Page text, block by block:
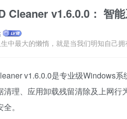
Cleaner v1.6.0.0： 智
v1.6.0.0是专业级Windows
清理、应用卸载残留清除及上网
。